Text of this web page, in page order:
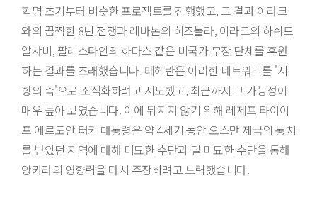
혁명 초기부터 비슷한 프로젝트를 진행했고, 그 결과 이라크
와의 끔찍한 8년 전쟁과 레바논의 히즈볼라, 이라크의 하쉬드
알샤비, 팔레스타인의 하마스 같은 비국가 무장 단체를 후원
하는 결과를 초래했습니다. 테헤란은 이러한 네트워크를 '저
항의 축'으로 조직화하려고 시도했고, 최근까지 그 가능성이
매우 높아 보였습니다. 이에 뒤지지 않기 위해 레제프 타이이
프 에르도안 터키 대통령은 약 4세기 동안 오스만 제국의 통치
를 받았던 지역에 대해 미묘한 수단과 덜 미묘한 수단을 통해
앙카라의 영향력을 다시 주장하려고 노력했습니다.